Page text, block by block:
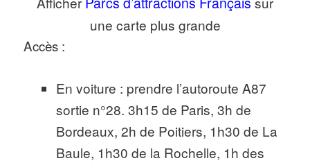
une carte plus grande
Accès :
En voiture : prendre l’autoroute A87
sortie n°28. 3h15 de Paris, 3h de
Bordeaux, 2h de Poitiers, 1h30 de La
Baule, 1h30 de la Rochelle, 1h des